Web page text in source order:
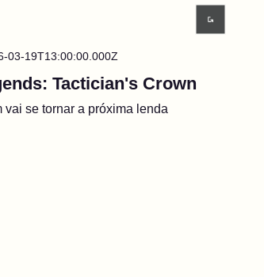
03-19T13:00:00.000Z
Tactician's Crown
vai se tornar a próxima lenda